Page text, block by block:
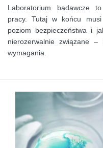
Laboratorium badawcze
pracy. Tutaj w końcu
poziom bezpieczeństwa i
nierozerwalnie związane –
wymagania.